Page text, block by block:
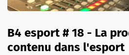
B4 esport # 18 - La
contenu dans l'esport